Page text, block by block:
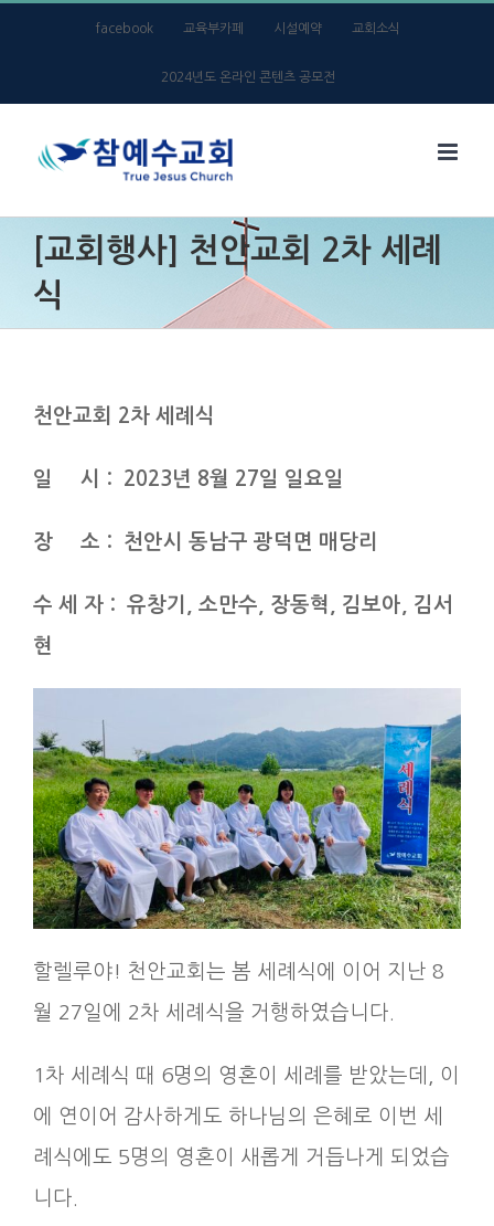
facebook 교육부카페 시설예약 교회소식
2024년도 온라인 콘텐츠 공모전
[교회행사] 천안교회 2차 세례
식
천안교회 2차 세례식
일 시 : 2023년 8월 27일 일요일
장 소 : 천안시 동남구 광덕면 매당리
수 세 자 : 유창기 소만수 장동혁 김보아
김서
현
할렐루야! 천안교회는 봄 세례식에 이어 지난 8
월 27일에 2차 세례식을 거행하였습니다.
1차 세례식 때 6명의 영혼이 세례를 받았는데, 이
에 연이어 감사하게도 하나님의 은혜로 이번 세
례식에도 5명의 영혼이 새롭게 거듭나게 되었습
니다.